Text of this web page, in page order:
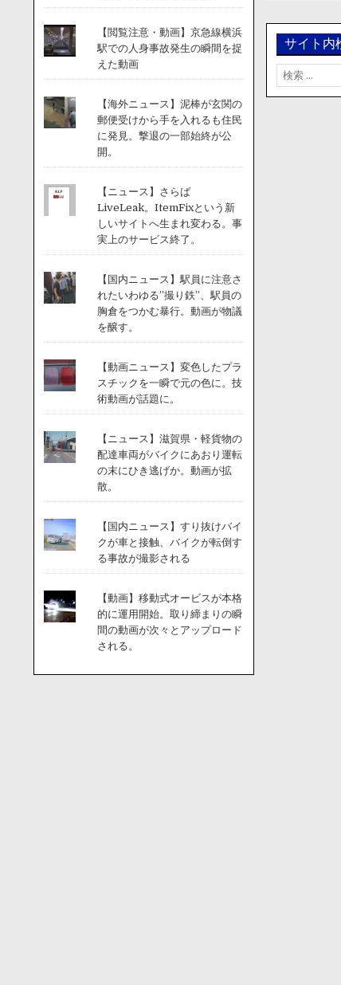
サイト内
検
索:
【閲覧注意・動画】京急線横浜
駅での人身事故発生の瞬間を捉
えた動画
【海外ニュース】泥棒が玄関の
郵便受けから手を入れるも住民
に発見。撃退の一部始終が公
開。
【ニュース】さらば
LiveLeak。ItemFixという新
しいサイトへ生まれ変わる。事
実上のサービス終了。
【国内ニュース】駅員に注意さ
れたいわゆる”撮り鉄”、駅員の
胸倉をつかむ暴行。動画が物議
を醸す。
【動画ニュース】変色したプラ
スチックを一瞬で元の色に。技
術動画が話題に。
【ニュース】滋賀県・軽貨物の
配達車両がバイクにあおり運転
の末にひき逃げか。動画が拡
散。
【国内ニュース】すり抜けバイ
クが車と接触、バイクが転倒す
る事故が撮影される
【動画】移動式オービスが本格
的に運用開始。取り締まりの瞬
間の動画が次々とアップロード
される。